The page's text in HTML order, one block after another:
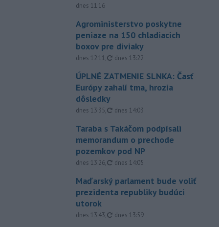
dnes 11:16
Agroministerstvo poskytne
peniaze na 150 chladiacich
boxov pre diviaky
dnes 12:11, aktualizované
dnes 13:22
ÚPLNÉ ZATMENIE SLNKA: Časť
Európy zahalí tma, hrozia
dôsledky
dnes 13:35, aktualizované
dnes 14:03
Taraba s Takáčom podpísali
memorandum o prechode
pozemkov pod NP
dnes 13:26, aktualizované
dnes 14:05
Maďarský parlament bude voliť
prezidenta republiky budúci
utorok
dnes 13:43, aktualizované
dnes 13:59